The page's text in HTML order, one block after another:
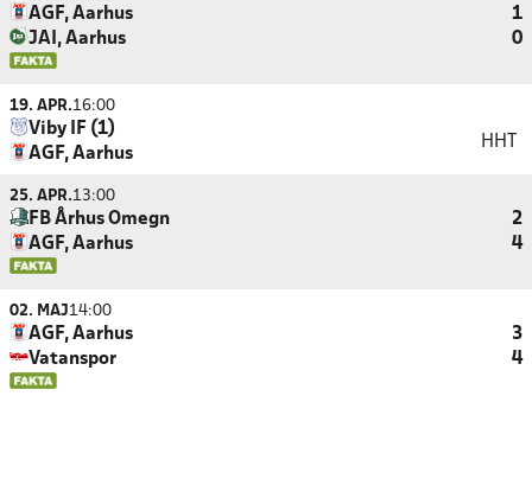
AGF, Aarhus
1
JAI, Aarhus
0
19. APR.16:00
Viby IF (1)
AGF, Aarhus
HHT
25. APR.13:00
FB Århus Omegn
2
AGF, Aarhus
4
02. MAJ14:00
AGF, Aarhus
3
Vatanspor
4